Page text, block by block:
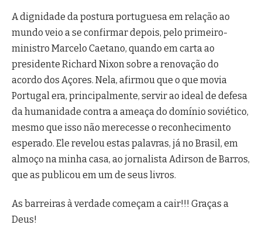
A dignidade da postura portuguesa em relação ao
mundo veio a se confirmar depois, pelo primeiro-
ministro Marcelo Caetano, quando em carta ao
presidente Richard Nixon sobre a renovação do
acordo dos Açores. Nela, afirmou que o que movia
Portugal era, principalmente, servir ao ideal de defesa
da humanidade contra a ameaça do domínio soviético,
mesmo que isso não merecesse o reconhecimento
esperado. Ele revelou estas palavras, já no Brasil, em
almoço na minha casa, ao jornalista Adirson de Barros,
que as publicou em um de seus livros.
As barreiras à verdade começam a cair!!! Graças a
Deus!